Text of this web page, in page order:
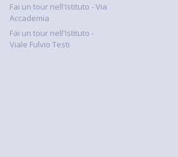
Fai un tour nell'Istituto - Via
Accademia
Fai un tour nell'Istituto -
Viale Fulvio Testi